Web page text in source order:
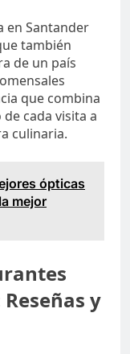
en Santander
también
de un país
que combina
cada visita a
culinaria.
ópticas
mejor
y